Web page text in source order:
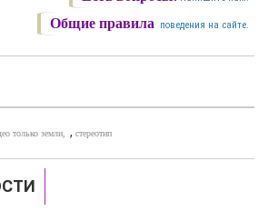
Общие правила поведения на сайте.
только земли , стереотип